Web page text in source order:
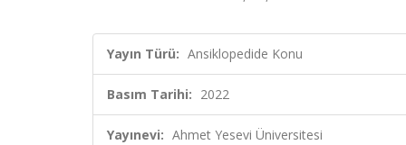
Yayın Türü: Ansiklopedide Konu
Basım Tarihi: 2022
Yayınevi: Ahmet Yesevi Üniversitesi